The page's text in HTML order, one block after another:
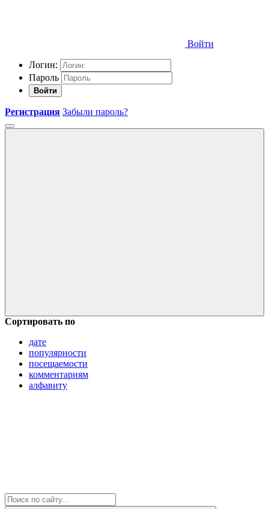
Войти
Логин:
Пароль
Войти
Регистрация Забыли пароль?
Сортировать по
дате
популярности
посещаемости
комментариям
алфавиту